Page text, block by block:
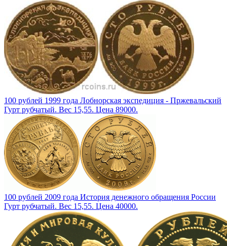
100 рублей 1999 года Лобнорская экспедиция - Пржевальский
Гурт рубчатый. Вес 15,55. Цена 89000.
100 рублей 2009 года История денежного обращения России
Гурт рубчатый. Вес 15,55. Цена 40000.